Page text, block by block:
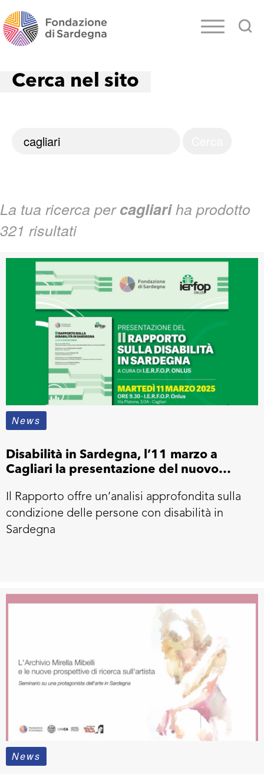
Cerca nel sito
La tua ricerca percagliari ha prodotto
321 risultati
News
Disabilità in Sardegna, l’11 marzo a
Cagliari la presentazione del nuovo
Il Rapporto offre un’analisi approfondita sulla
condizione delle persone con disabilità in
Sardegna
News